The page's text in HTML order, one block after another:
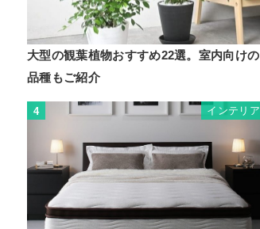
大型の観葉植物おすすめ22選。室内向けの
品種もご紹介
4 インテリア